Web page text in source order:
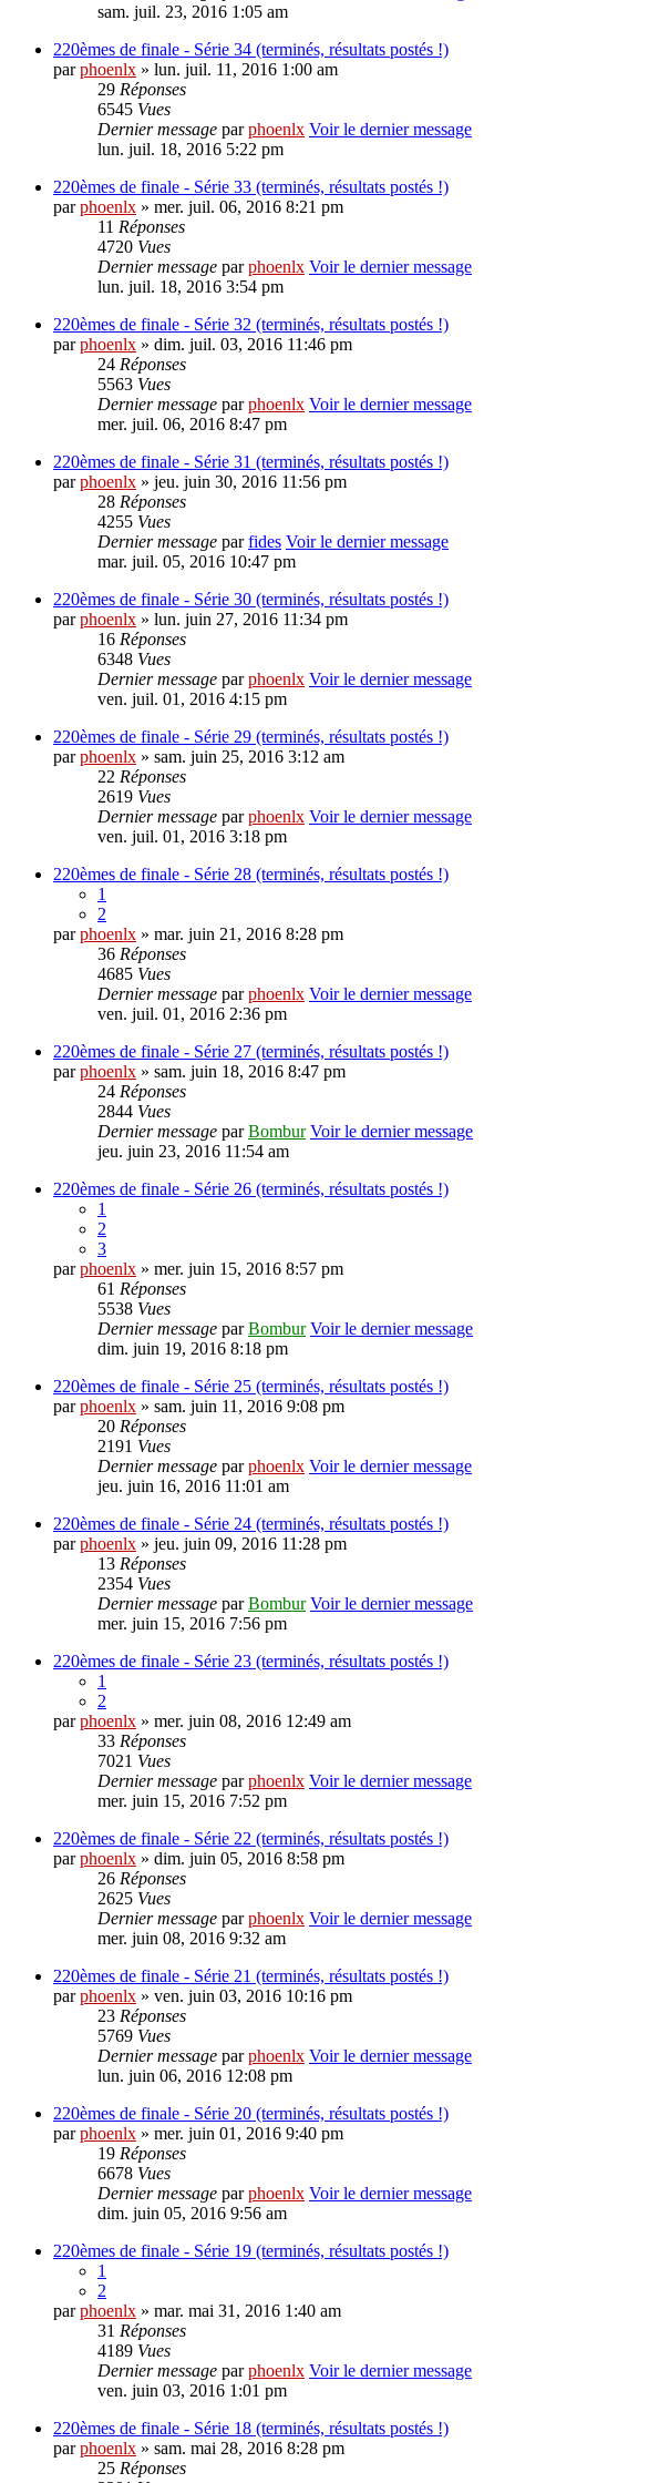
sam. juil. 23, 2016 1:05 am
220èmes de finale - Série 34 (terminés, résultats postés !)
parphoenlx » lun. juil. 11, 2016 1:00 am
29 Réponses
6545 Vues
Dernier message parphoenlx Voir le dernier message
lun. juil. 18, 2016 5:22 pm
220èmes de finale - Série 33 (terminés, résultats postés !)
parphoenlx » mer. juil. 06, 2016 8:21 pm
11 Réponses
4720 Vues
Dernier message parphoenlx Voir le dernier message
lun. juil. 18, 2016 3:54 pm
220èmes de finale - Série 32 (terminés, résultats postés !)
parphoenlx » dim. juil. 03, 2016 11:46 pm
24 Réponses
5563 Vues
Dernier message parphoenlx Voir le dernier message
mer. juil. 06, 2016 8:47 pm
220èmes de finale - Série 31 (terminés, résultats postés !)
parphoenlx » jeu. juin 30, 2016 11:56 pm
28 Réponses
4255 Vues
Dernier message parfides Voir le dernier message
mar. juil. 05, 2016 10:47 pm
220èmes de finale - Série 30 (terminés, résultats postés !)
parphoenlx » lun. juin 27, 2016 11:34 pm
16 Réponses
6348 Vues
Dernier message parphoenlx Voir le dernier message
ven. juil. 01, 2016 4:15 pm
220èmes de finale - Série 29 (terminés, résultats postés !)
parphoenlx » sam. juin 25, 2016 3:12 am
22 Réponses
2619 Vues
Dernier message parphoenlx Voir le dernier message
ven. juil. 01, 2016 3:18 pm
220èmes de finale - Série 28 (terminés, résultats postés !)
1
2
parphoenlx » mar. juin 21, 2016 8:28 pm
36 Réponses
4685 Vues
Dernier message parphoenlx Voir le dernier message
ven. juil. 01, 2016 2:36 pm
220èmes de finale - Série 27 (terminés, résultats postés !)
parphoenlx » sam. juin 18, 2016 8:47 pm
24 Réponses
2844 Vues
Dernier message parBombur Voir le dernier message
jeu. juin 23, 2016 11:54 am
220èmes de finale - Série 26 (terminés, résultats postés !)
1
2
3
parphoenlx » mer. juin 15, 2016 8:57 pm
61 Réponses
5538 Vues
Dernier message parBombur Voir le dernier message
dim. juin 19, 2016 8:18 pm
220èmes de finale - Série 25 (terminés, résultats postés !)
parphoenlx » sam. juin 11, 2016 9:08 pm
20 Réponses
2191 Vues
Dernier message parphoenlx Voir le dernier message
jeu. juin 16, 2016 11:01 am
220èmes de finale - Série 24 (terminés, résultats postés !)
parphoenlx » jeu. juin 09, 2016 11:28 pm
13 Réponses
2354 Vues
Dernier message parBombur Voir le dernier message
mer. juin 15, 2016 7:56 pm
220èmes de finale - Série 23 (terminés, résultats postés !)
1
2
parphoenlx » mer. juin 08, 2016 12:49 am
33 Réponses
7021 Vues
Dernier message parphoenlx Voir le dernier message
mer. juin 15, 2016 7:52 pm
220èmes de finale - Série 22 (terminés, résultats postés !)
parphoenlx » dim. juin 05, 2016 8:58 pm
26 Réponses
2625 Vues
Dernier message parphoenlx Voir le dernier message
mer. juin 08, 2016 9:32 am
220èmes de finale - Série 21 (terminés, résultats postés !)
parphoenlx » ven. juin 03, 2016 10:16 pm
23 Réponses
5769 Vues
Dernier message parphoenlx Voir le dernier message
lun. juin 06, 2016 12:08 pm
220èmes de finale - Série 20 (terminés, résultats postés !)
parphoenlx » mer. juin 01, 2016 9:40 pm
19 Réponses
6678 Vues
Dernier message parphoenlx Voir le dernier message
dim. juin 05, 2016 9:56 am
220èmes de finale - Série 19 (terminés, résultats postés !)
1
2
parphoenlx » mar. mai 31, 2016 1:40 am
31 Réponses
4189 Vues
Dernier message parphoenlx Voir le dernier message
ven. juin 03, 2016 1:01 pm
220èmes de finale - Série 18 (terminés, résultats postés !)
parphoenlx » sam. mai 28, 2016 8:28 pm
25 Réponses